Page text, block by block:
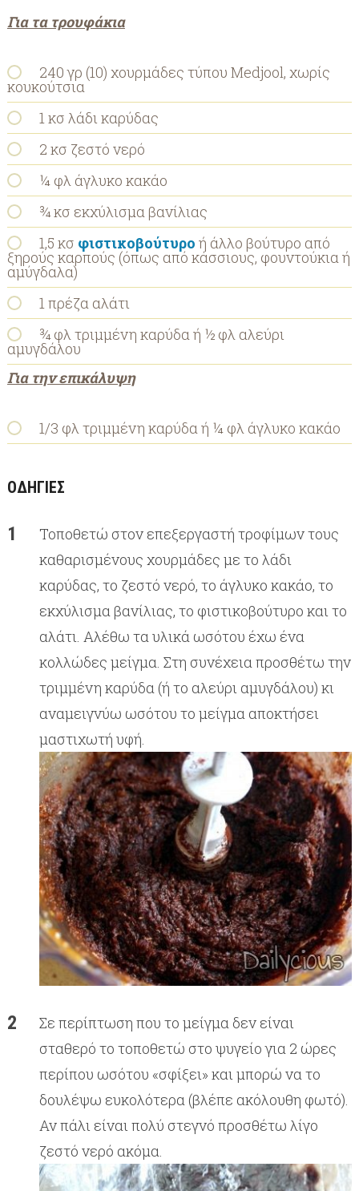
Για τα τρουφάκια
240 γρ (10) χουρμάδες τύπου Medjool, χωρίς
κουκούτσια
1 κσ λάδι καρύδας
2 κσ ζεστό νερό
¼ φλ άγλυκο κακάο
¾ κσ εκχύλισμα βανίλιας
1,5 κσ φιστικοβούτυρο ή άλλο βούτυρο από
ξηρούς καρπούς (όπως από κάσσιους, φουντούκια ή
αμύγδαλα)
1 πρέζα αλάτι
¾ φλ τριμμένη καρύδα ή ½ φλ αλεύρι
αμυγδάλου
Για την επικάλυψη
1/3 φλ τριμμένη καρύδα ή ¼ φλ άγλυκο κακάο
ΟΔΗΓΙΕΣ
Τοποθετώ στον επεξεργαστή τροφίμων τους
καθαρισμένους χουρμάδες με το λάδι
καρύδας, το ζεστό νερό, το άγλυκο κακάο, το
εκχύλισμα βανίλιας, το φιστικοβούτυρο και το
αλάτι. Αλέθω τα υλικά ωσότου έχω ένα
κολλώδες μείγμα. Στη συνέχεια προσθέτω την
τριμμένη καρύδα (ή το αλεύρι αμυγδάλου) κι
αναμειγνύω ωσότου το μείγμα αποκτήσει
μαστιχωτή υφή.
Σε περίπτωση που το μείγμα δεν είναι
σταθερό το τοποθετώ στο ψυγείο για 2 ώρες
περίπου ωσότου «σφίξει» και μπορώ να το
δουλέψω ευκολότερα (βλέπε ακόλουθη φωτό).
Αν πάλι είναι πολύ στεγνό προσθέτω λίγο
ζεστό νερό ακόμα.